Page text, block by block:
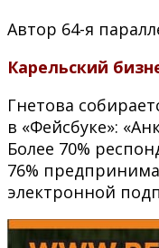
Автор 64-я
Карельский
Гнетова
в «Фейсбуке»:
Более 70%
76%
электронной